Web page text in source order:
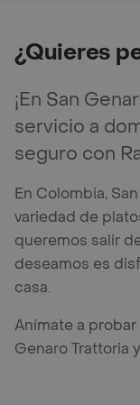
¿Quieres
¡En San
servicio a
seguro con
En Colombia,
variedad de
queremos salir
deseamos es
casa.
Anímate a
Genaro Trattoria